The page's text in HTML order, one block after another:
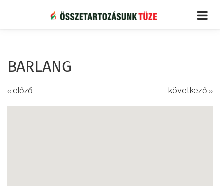
tartalomra
BARLANG
‹‹ előző következő ››